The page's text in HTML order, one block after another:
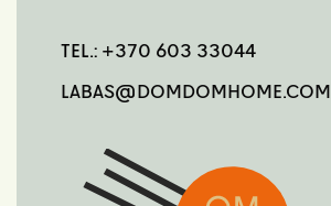
TEL.: +370 603 33044
LABAS@DOMDOMHOME.COM